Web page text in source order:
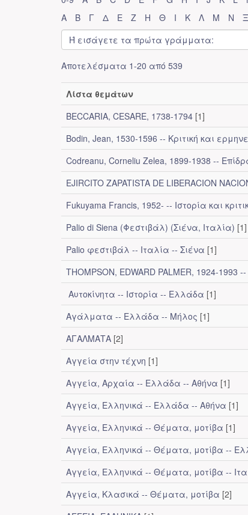
Α
Β Γ Δ Ε Ζ Η Θ Ι Κ Λ Μ Ν Ξ
Αποτελέσματα 1-20 από 539
Λίστα θεμάτων
BECCARIA, CESARE, 1738-1794 [1]
Bodin, Jean, 1530-1596 -- Κριτική και
Codreanu, Corneliu Zelea, 1899-1938 --
EJIRCITO ZAPATISTA DE LIBERACION
Fukuyama Francis, 1952- -- Ιστορία και
Palio di Siena (Φεστιβάλ) (Σιένα, Ιταλία) [1]
Palio φεστιβάλ -- Ιταλία -- Σιένα [1]
THOMPSON, EDWARD PALMER, 1924-1993
Αυτοκίνητα -- Ιστορία -- Ελλάδα [1]
Αγάλματα -- Ελλάδα -- Μήλος [1]
ΑΓΑΛΜΑΤΑ [2]
Αγγεία στην τέχνη [1]
Αγγεία, Αρχαία -- Ελλάδα -- Αθήνα [1]
Αγγεία, Ελληνικά -- Ελλάδα -- Αθήνα [1]
Αγγεία, Ελληνικά -- Θέματα, μοτίβα [1]
Αγγεία, Ελληνικά -- Θέματα, μοτίβα --
Αγγεία, Ελληνικά -- Θέματα, μοτίβα --
Αγγεία, Κλασικά -- Θέματα, μοτίβα [2]